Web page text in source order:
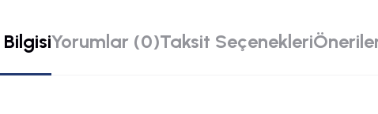
Yorumlar (0)Taksit Seçenekleri